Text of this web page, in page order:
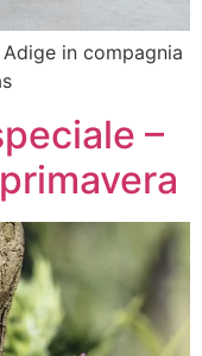
in compagnia
–